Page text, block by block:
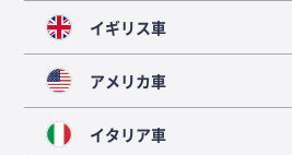
イギリス車
アメリカ車
イタリア車